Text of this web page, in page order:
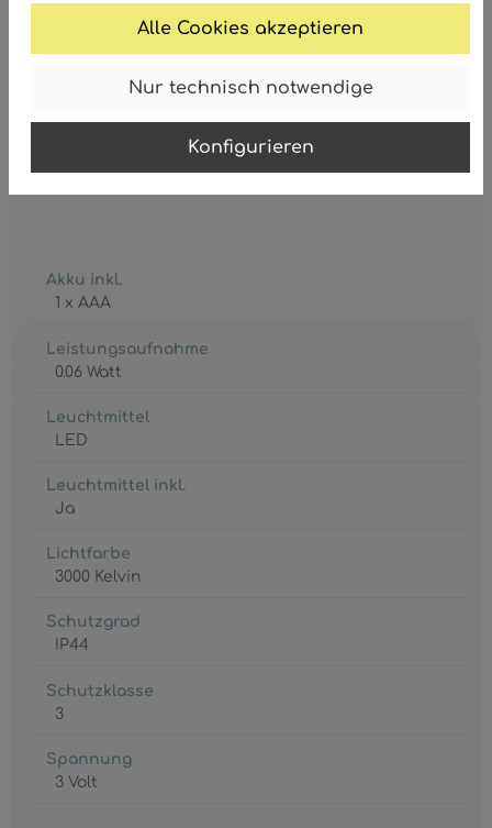
Alle Cookies akzeptieren
Nur technisch notwendige
Konfigurieren
Glaskugel, amber
Akku inkl.
1 x AAA
Leistungsaufnahme
0.06 Watt
Leuchtmittel
LED
Leuchtmittel inkl.
Ja
Lichtfarbe
3000 Kelvin
Schutzgrad
IP44
Schutzklasse
3
Spannung
3 Volt